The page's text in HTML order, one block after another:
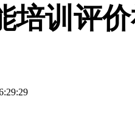
培训评